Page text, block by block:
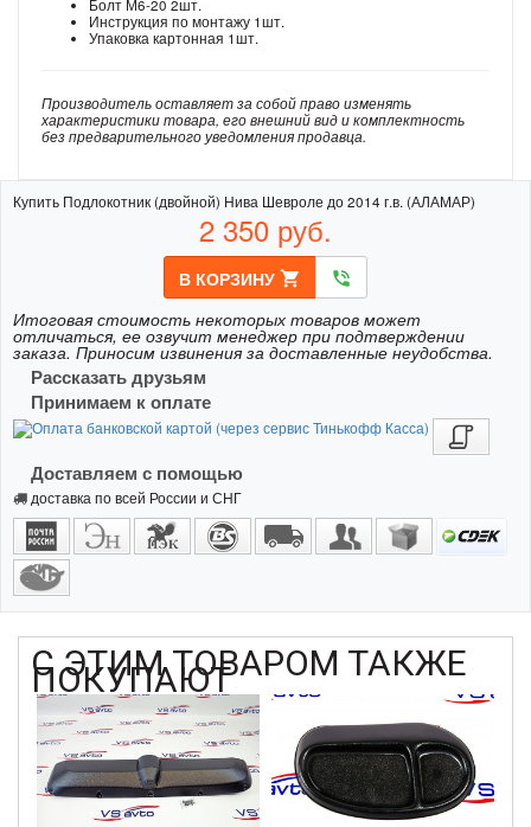
Болт М6-20 2шт.
Инструкция по монтажу 1шт.
Упаковка картонная 1шт.
Производитель оставляет за собой право изменять
характеристики товара, его внешний вид и комплектность
без предварительного уведомления продавца.
Купить Подлокотник (двойной) Нива Шевроле до 2014 г.в. (АЛАМАР)
2 350 руб.
В КОРЗИНУ shopping_cart phone_in_talk
Итоговая стоимость некоторых товаров может
отличаться, ее озвучит менеджер при подтверждении
заказа. Приносим извинения за доставленные неудобства.
Рассказать друзьям
Принимаем к оплате
Доставляем с помощью
доставка по всей России и СНГ
С ЭТИМ ТОВАРОМ ТАКЖЕ
ПОКУПАЮТ